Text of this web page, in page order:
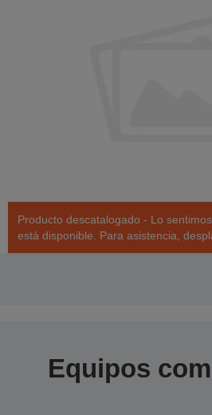
Producto descatalogado - Lo
está disponible. Para asistencia,
Equipos